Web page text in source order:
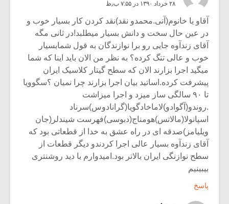
۲۸ خرداد ۱۳۹۰ در ۷:۵۵ ب٫ظ
آقاو یا خانوم(آنی.محمدو نقد)نقد کردن کار بسیار خوب و
در عین حال سخت و دانش بسیار میطلبد!در ثانی مگه
آقای زندآوه جایی رو برا نوازندگان به قول شمابسیار
خوب و عالی تنگ کرده؟ به نظر من الان باید اینا که شما
میگید اجرا بزارند الان که سطح گیتار کلاسیک ایران
پیشرفت کرده.اساتید بیان اجرا بزارند چرا نمیان ؟سگوویا
تا ۹۰ سالگی ساز میزد و اجرا میزاشت
.روندو(آگوادو)لاماخادگویا(گرانادوس)سرناد
اسپانولا(مالاتس)هومناج(دبوسی)فهرست شیندلر(جان
ویلیامز)صدقه ای در راه عشق به خدا از قطعاتی بود که
آقای زندآوه بسیار عالی اجرا کردندو دیگر قطعات از
سطح نوازنگی ایران بالاتر بود.امیدوارم با دید روشنتری
بیبینیم
پاسخ